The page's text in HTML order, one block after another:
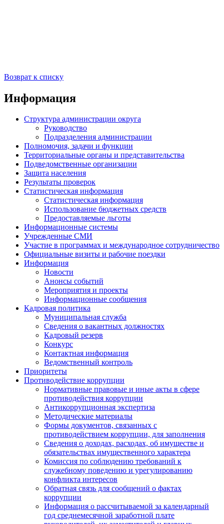
Возврат к списку
Информация
Структура администрации округа
Руководство
Подразделения администрации
Полномочия, задачи и функции
Территориальные органы и представительства
Подведомственные организации
Защита населения
Результаты проверок
Статистическая информация
Статистическая информация
Использование бюджетных средств
Предоставляемые льготы
Информационные системы
Учрежденные СМИ
Участие в программах и международное сотрудничество
Официальные визиты и рабочие поездки
Информация
Новости
Анонсы событий
Мероприятия и проекты
Информационные сообщения
Кадровая политика
Муниципальная служба
Сведения о вакантных должностях
Кадровый резерв
Конкурс
Контактная информация
Ведомственный контроль
Приоритеты
Противодействие коррупции
Нормативные правовые и иные акты в сфере
противодействия коррупции
Антикоррупционная экспертиза
Методические материалы
Формы документов, связанных с
противодействием коррупции, для заполнения
Сведения о доходах, расходах, об имуществе и
обязательствах имущественного характера
Комиссия по соблюдению требований к
служебному поведению и урегулированию
конфликта интересов
Обратная связь для сообщений о фактах
коррупции
Информация о рассчитываемой за календарный
год среднемесячной заработной плате